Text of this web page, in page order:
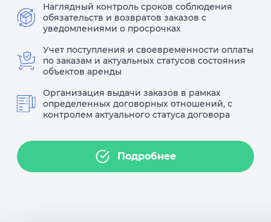
Наглядный контроль сроков соблюдения
обязательств и возвратов заказов с
уведомлениями о просрочках
Учет поступления и своевременности оплаты
по заказам и актуальных статусов состояния
объектов аренды
Организация выдачи заказов в рамках
определенных договорных отношений, с
контролем актуального статуса договора
Подробнее